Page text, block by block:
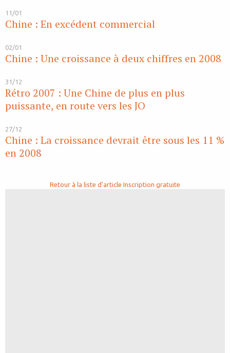
11/01
Chine : En excédent commercial
02/01
Chine : Une croissance à deux chiffres en 2008
31/12
Rétro 2007 : Une Chine de plus en plus
puissante, en route vers les JO
27/12
Chine : La croissance devrait être sous les 11 %
en 2008
Retour à la liste d'article Inscription gratuite